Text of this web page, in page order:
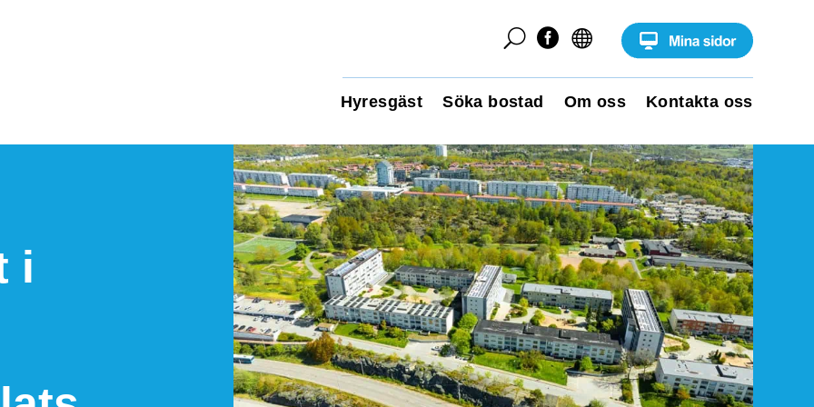


U
Hyresgäst Söka bostad Om oss Kontakta oss
i